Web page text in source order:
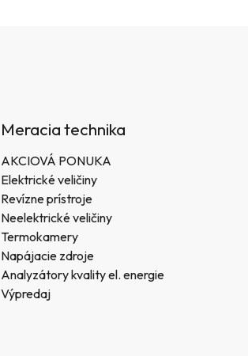
Meracia technika
AKCIOVÁ PONUKA
Elektrické veličiny
Revízne prístroje
Neelektrické veličiny
Termokamery
Napájacie zdroje
Analyzátory kvality el. energie
Výpredaj